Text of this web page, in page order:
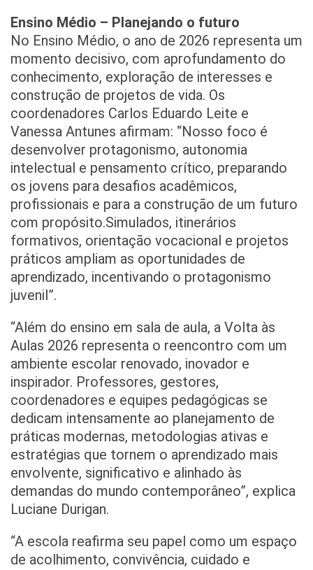
Ensino Médio – Planejando o futuro
No Ensino Médio, o ano de 2026 representa um
momento decisivo, com aprofundamento do
conhecimento, exploração de interesses e
construção de projetos de vida. Os
coordenadores Carlos Eduardo Leite e
Vanessa Antunes afirmam: “Nosso foco é
desenvolver protagonismo, autonomia
intelectual e pensamento crítico, preparando
os jovens para desafios acadêmicos,
profissionais e para a construção de um futuro
com propósito.Simulados, itinerários
formativos, orientação vocacional e projetos
práticos ampliam as oportunidades de
aprendizado, incentivando o protagonismo
juvenil”.
“Além do ensino em sala de aula, a Volta às
Aulas 2026 representa o reencontro com um
ambiente escolar renovado, inovador e
inspirador. Professores, gestores,
coordenadores e equipes pedagógicas se
dedicam intensamente ao planejamento de
práticas modernas, metodologias ativas e
estratégias que tornem o aprendizado mais
envolvente, significativo e alinhado às
demandas do mundo contemporâneo”, explica
Luciane Durigan.
“A escola reafirma seu papel como um espaço
de acolhimento, convivência, cuidado e